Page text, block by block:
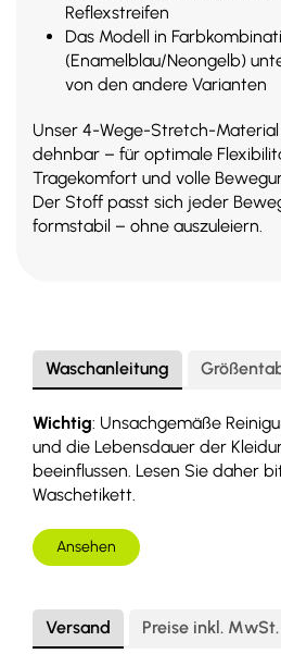
Reflexstreifen
Das Modell in
(Enamelblau/Neongelb)
von den andere Varianten
Unser 4-Wege-Stretch-Material
dehnbar – für optimale
Tragekomfort und volle
Der Stoff passt sich jeder
formstabil – ohne auszuleiern.
Waschanleitung
Wichtig: Unsachgemäße
und die Lebensdauer der
beeinflussen. Lesen Sie daher
Waschetikett.
Ansehen
Versand Preise inkl. MwSt.